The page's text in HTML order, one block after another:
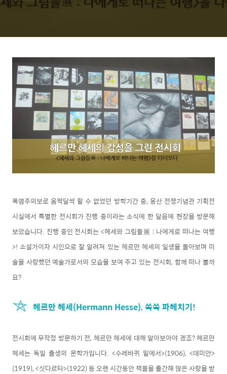
폭염주의보로 옴짝달싹 할 수 없었던 방학기간 중, 용산 전쟁기념관 기획전
시실에서 특별한 전시회가 진행 중이라는 소식에 한 달음에 현장을 방문해
보았습니다. 진행 중인 전시회는 <헤세와 그림들展 : 나에게로 떠나는 여행
>! 소설가이자 시인으로 잘 알려져 있는 헤르만 헤세의 일생을 돌아보며 미
술을 사랑했던 예술가로서의 모습을 보여 주고 있는 전시회, 함께 떠나 볼까
요?
헤르만 헤세(Hermann Hesse), 쏙쏙 파헤치기!
전시회에 무작정 방문하기 전, 헤르만 헤세에 대해 알아보아야 겠죠? 헤르만
헤세는 독일 출생의 문학가입니다. <수레바퀴 밑에서>(1906), <데미안>
(1919), <싯다르타>(1922) 등 오랜 시간동안 책들을 출간해 많은 사랑을 받